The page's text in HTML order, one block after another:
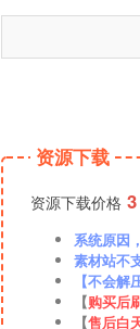
资源下载
资源下载价格 3
系统原因
素材站不
【不会
【购买后
【售后白